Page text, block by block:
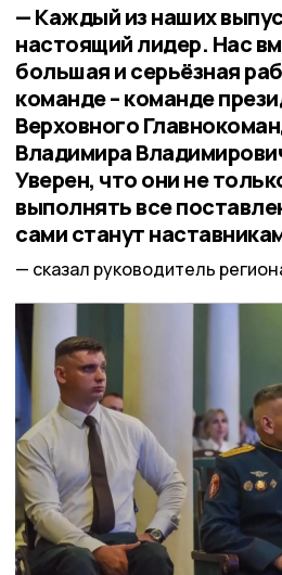
— Каждый из наших
настоящий лидер. Нас
большая и серьёзная
команде – команде
Верховного
Владимира
Уверен, что они не
выполнять все
сами станут
сказал руководитель